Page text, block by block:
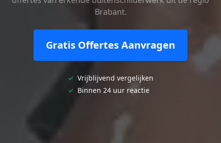
Brabant.
Gratis Offertes Aanvragen
✓ Vrijblijvend vergelijken
✓ Binnen 24 uur reactie